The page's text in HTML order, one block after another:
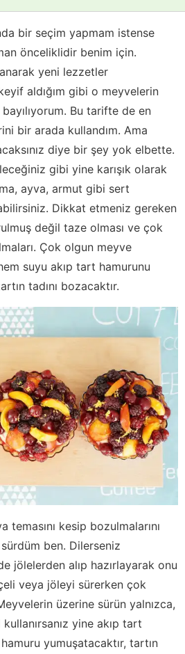
bir seçim yapmam istense
önceliklidir benim için.
yeni lezzetler
aldığım gibi o meyvelerin
Bu tarifte de en
bir arada kullandım. Ama
diye bir şey yok elbette.
gibi yine karışık olarak
ayva, armut gibi sert
Dikkat etmeniz gereken
değil taze olması ve çok
Çok olgun meyve
suyu akıp tart hamurunu
tadını bozacaktır.
temasını kesip bozulmalarını
ben. Dilerseniz
jölelerden alıp hazırlayarak onu
veya jöleyi sürerken çok
üzerine sürün yalnızca,
yine akıp tart
yumuşatacaktır, tartın